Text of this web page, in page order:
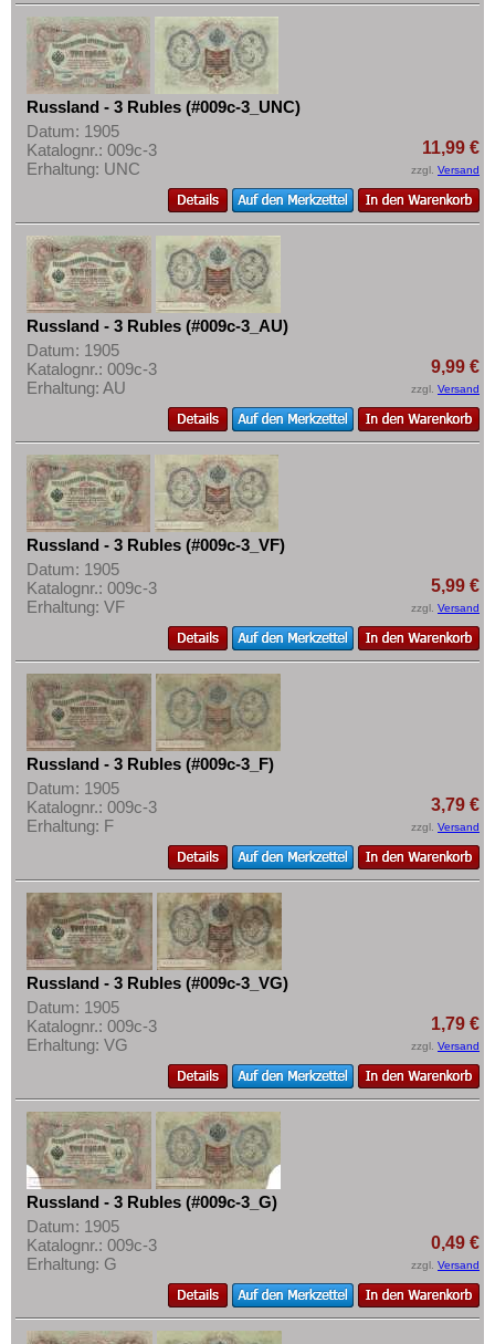
Russland - 3 Rubles (#009c-3_UNC)
Datum: 1905
Katalognr.: 009c-3
Erhaltung: UNC
11,99 €
zzgl. Versand
Russland - 3 Rubles (#009c-3_AU)
Datum: 1905
Katalognr.: 009c-3
Erhaltung: AU
9,99 €
zzgl. Versand
Russland - 3 Rubles (#009c-3_VF)
Datum: 1905
Katalognr.: 009c-3
Erhaltung: VF
5,99 €
zzgl. Versand
Russland - 3 Rubles (#009c-3_F)
Datum: 1905
Katalognr.: 009c-3
Erhaltung: F
3,79 €
zzgl. Versand
Russland - 3 Rubles (#009c-3_VG)
Datum: 1905
Katalognr.: 009c-3
Erhaltung: VG
1,79 €
zzgl. Versand
Russland - 3 Rubles (#009c-3_G)
Datum: 1905
Katalognr.: 009c-3
Erhaltung: G
0,49 €
zzgl. Versand